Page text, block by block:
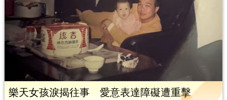
樂天女孩淚揭往事 愛意表達障礙遭重擊